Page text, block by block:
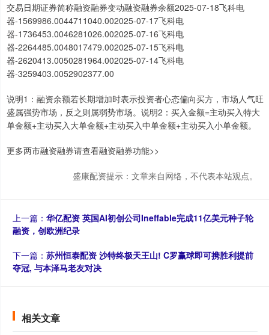
交易日期证券简称融资融券变动融资融券余额2025-07-18飞科电
器-1569986.0044711040.002025-07-17飞科电
器-1736453.0046281026.002025-07-16飞科电
器-2264485.0048017479.002025-07-15飞科电
器-2620413.0050281964.002025-07-14飞科电
器-3259403.0052902377.00
说明1：融资余额若长期增加时表示投资者心态偏向买方，市场人气旺
盛属强势市场，反之则属弱势市场。说明2：买入金额=主动买入特大
单金额+主动买入大单金额+主动买入中单金额+主动买入小单金额。
更多两市融资融券请查看融资融券功能>>
盛康配资提示：文章来自网络，不代表本站观点。
上一篇： 华亿配资 英国AI初创公司Ineffable完成11亿美元种子轮
融资，创欧洲纪录
下一篇： 苏州恒泰配资 沙特终极天王山! C罗赢球即可携胜利提前
夺冠, 与本泽马老友对决
相关文章